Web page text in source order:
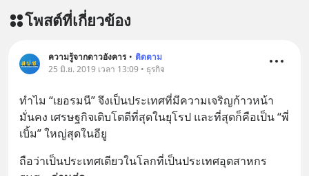
โพสต์ที่เกี่ยวข้อง
ความรู้จากดาวอังคาร • ติดตาม
25 มิ.ย. 2019 เวลา 13:09 • ธุรกิจ
ทำไม “เยอรมนี” จึงเป็นประเทศที่มีความเจริญก้าวหน้า
มั่นคง เศรษฐกิจเติบโตดีที่สุดในยุโรป และที่สุดก็คือเป็น “พี่
เบิ้ม” ใหญ่สุดในอียู
ถือว่าเป็นประเทศเดียวในโลกที่เป็นประเทศอุตสาหกร